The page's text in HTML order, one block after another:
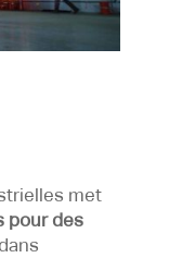
met
pour des
dans